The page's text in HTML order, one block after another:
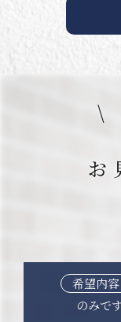
\
お
希望内容
のみで